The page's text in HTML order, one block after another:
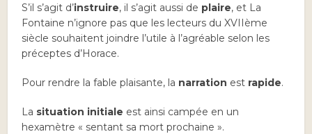
S’il s’agit d’instruire, il s’agit aussi de plaire, et La
Fontaine n’ignore pas que les lecteurs du XVIIème
siècle souhaitent joindre l’utile à l’agréable selon les
préceptes d’Horace.
Pour rendre la fable plaisante, la narration est rapide.
La situation initiale est ainsi campée en un
hexamètre « sentant sa mort prochaine ».